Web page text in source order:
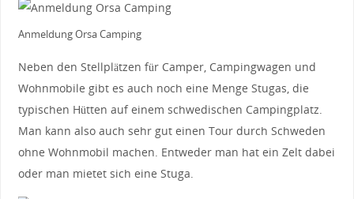
Anmeldung Orsa Camping
Neben den Stellplätzen für Camper, Campingwagen und
Wohnmobile gibt es auch noch eine Menge Stugas, die
typischen Hütten auf einem schwedischen Campingplatz.
Man kann also auch sehr gut einen Tour durch Schweden
ohne Wohnmobil machen. Entweder man hat ein Zelt dabei
oder man mietet sich eine Stuga.